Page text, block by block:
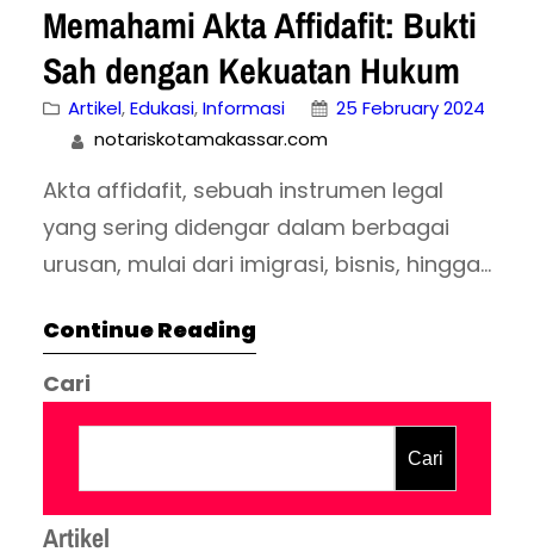
Memahami Akta Affidafit: Bukti
Sah dengan Kekuatan Hukum
Artikel, Edukasi, Informasi
25 February 2024
notariskotamakassar.com
Akta affidafit, sebuah instrumen legal
yang sering didengar dalam berbagai
urusan, mulai dari imigrasi, bisnis, hingga
krusial, masih banyak yang belum
memahami seluk beluk dokumen ini.
Artikel ini akan mengupas tuntas tentang
akta affidafit, mulai dari pengertian, cara
pembuatan, hingga kekuatan hukumnya.
Apa itu Akta Affidafit? Akta affidafit
Continue Reading
Cari
Cari
Artikel